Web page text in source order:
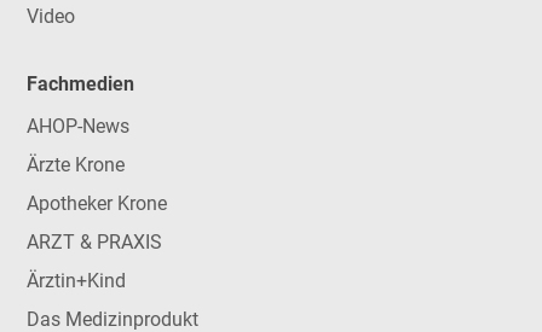
Video
Fachmedien
AHOP-News
Ärzte Krone
Apotheker Krone
ARZT & PRAXIS
Ärztin+Kind
Das Medizinprodukt